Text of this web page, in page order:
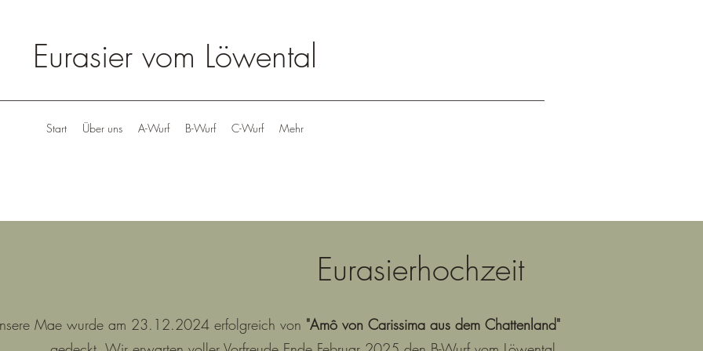
Eurasier vom Löwental
Start Über uns A-Wurf B-Wurf C-Wurf Mehr
Eurasierhochzeit
Mae wurde am 23.12.2024 erfolgreich von "Amô von Carissima aus dem Chattenland"